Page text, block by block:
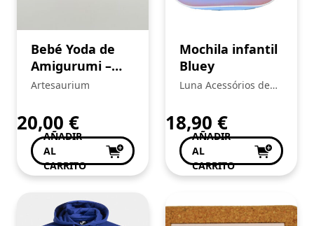
Bebé Yoda de
Amigurumi –
crochê
Artesaurium
20,00 €
AÑADIR
AL
CARRITO
Mochila infantil
Bluey
Luna Acessórios de
18,90 €
AÑADIR
AL
CARRITO